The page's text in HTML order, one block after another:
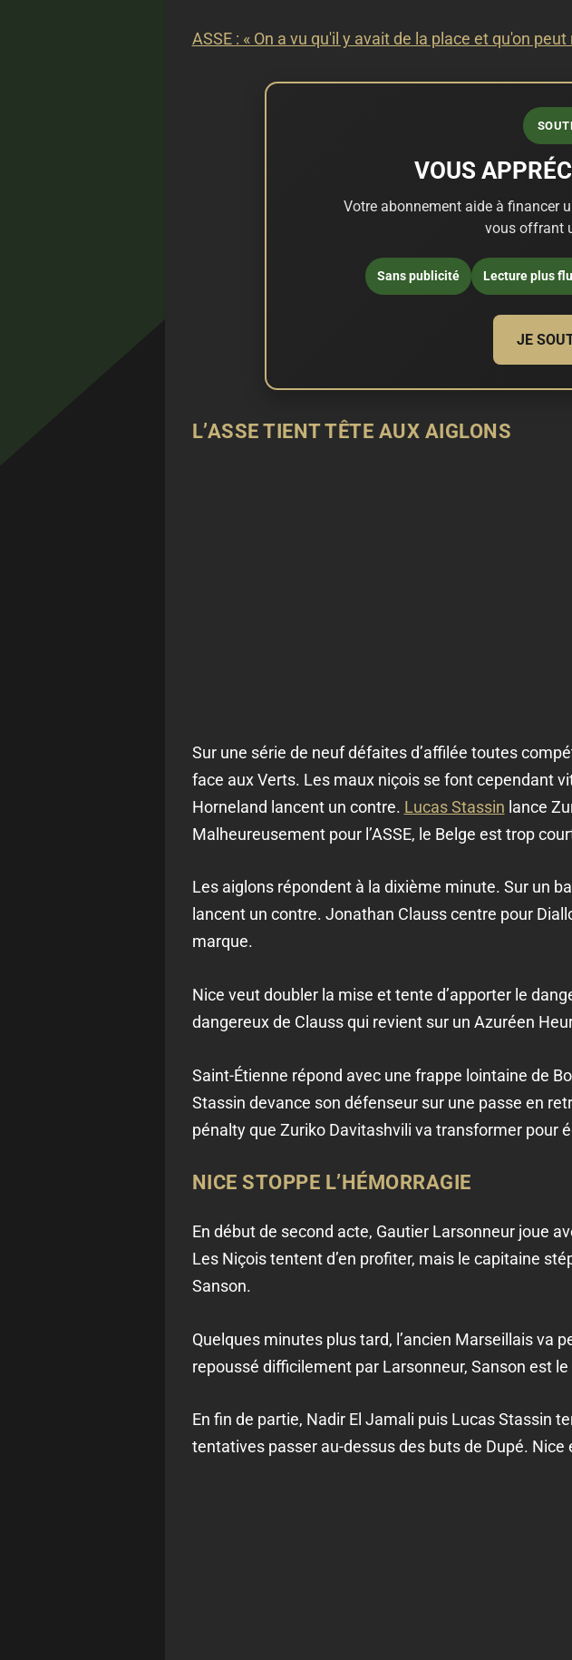
ASSE : « On a vu qu'il y avait de la place et qu'on peut
VOUS
Votre abonnement aide à financer
vous offrant
Sans publicité Lecture plus
JE
L’ASSE TIENT TÊTE AUX AIGLONS
Sur une série de neuf défaites d’affilée toutes
face aux Verts. Les maux niçois se font cependant
Horneland lancent un contre. Lucas Stassin lance
Malheureusement pour l’ASSE, le Belge est trop
Les aiglons répondent à la dixième minute. Sur un
lancent un contre. Jonathan Clauss centre pour
marque.
Nice veut doubler la mise et tente d’apporter le
dangereux de Clauss qui revient sur un Azuréen
Saint-Étienne répond avec une frappe lointaine de
Stassin devance son défenseur sur une passe en
pénalty que Zuriko Davitashvili va transformer pour
NICE STOPPE L’HÉMORRAGIE
En début de second acte, Gautier Larsonneur joue
Les Niçois tentent d’en profiter, mais le capitaine
Sanson.
Quelques minutes plus tard, l’ancien Marseillais va
repoussé difficilement par Larsonneur, Sanson est
En fin de partie, Nadir El Jamali puis Lucas Stassin
tentatives passer au-dessus des buts de Dupé. Nice